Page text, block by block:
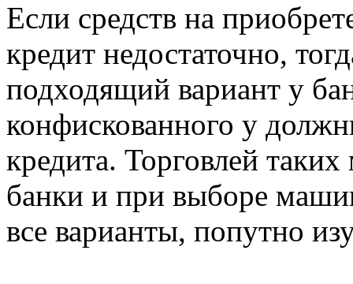
Если средств на
кредит недостаточно,
подходящий вариант у
конфискованного у
кредита. Торговлей
банки и при выборе
все варианты, попутно